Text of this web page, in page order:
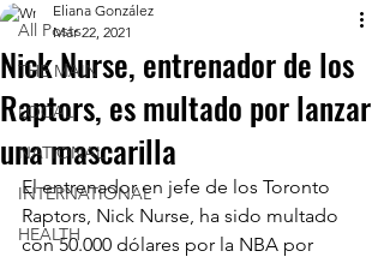
All Posts
THE MAIN
LOCAL
NATIONAL
INTERNATIONAL
HEALTH
Nick Nurse, entrenador de los
Raptors, es multado por lanzar
una mascarilla
Eliana González
Mar 22, 2021
El entrenador en jefe de los Toronto
Raptors, Nick Nurse, ha sido multado
con 50.000 dólares por la NBA por